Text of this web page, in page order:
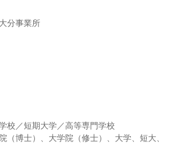
分事業所
校／短期大学／高等専門学校
（博士）、大学院（修士）、大学、短大、